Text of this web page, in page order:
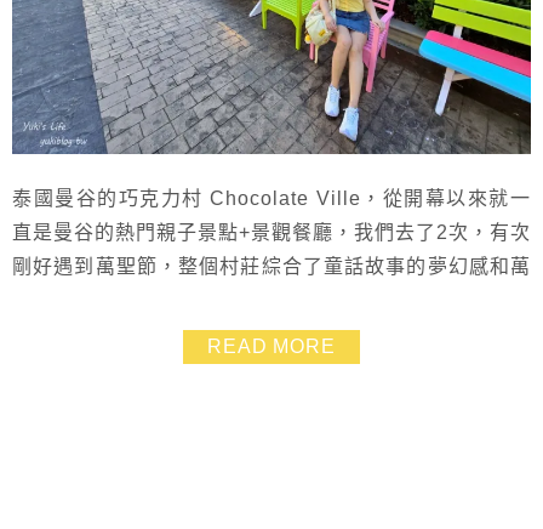
泰國曼谷的巧克力村 Chocolate Ville，從開幕以來就一
直是曼谷的熱門親子景點+景觀餐廳，我們去了2次，有次
剛好遇到萬聖節，整個村莊綜合了童話故事的夢幻感和萬
力村更是繽紛充滿童趣~而聖誕節就會有聖誕節的裝飾哦
～超用心的！每一年換好幾次主題超瘋狂的！這座沒有賣
READ MORE